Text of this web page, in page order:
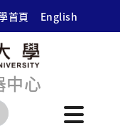
首頁 English
中心
搜尋